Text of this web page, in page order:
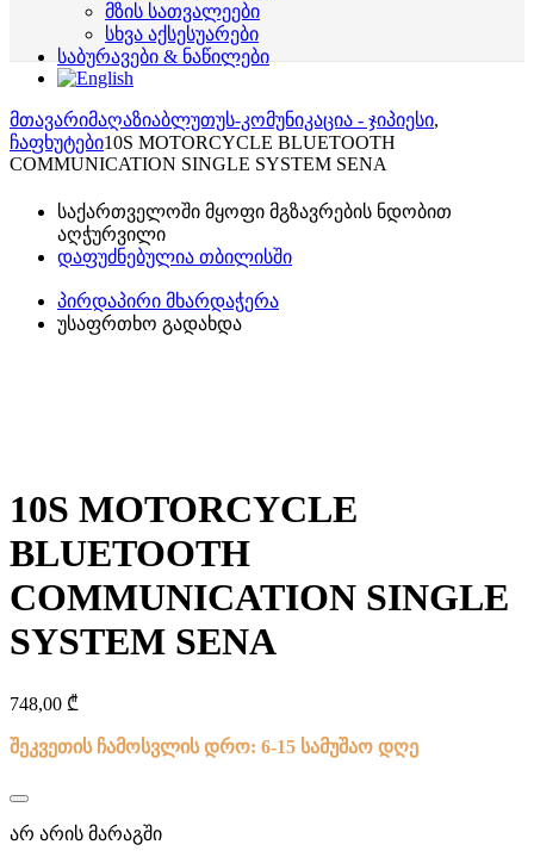
მზის სათვალეები
სხვა აქსესუარები
საბურავები & ნაწილები
მთავარიმაღაზიაბლუთუს-კომუნიკაცია - ჯიპიესი,
ჩაფხუტები10S MOTORCYCLE BLUETOOTH
COMMUNICATION SINGLE SYSTEM SENA
საქართველოში მყოფი მგზავრების ნდობით
აღჭურვილი
დაფუძნებულია თბილისში
პირდაპირი მხარდაჭერა
უსაფრთხო გადახდა
10S MOTORCYCLE
BLUETOOTH
COMMUNICATION SINGLE
SYSTEM SENA
748,00 ₾
შეკვეთის ჩამოსვლის დრო: 6-15 სამუშაო დღე
არ არის მარაგში